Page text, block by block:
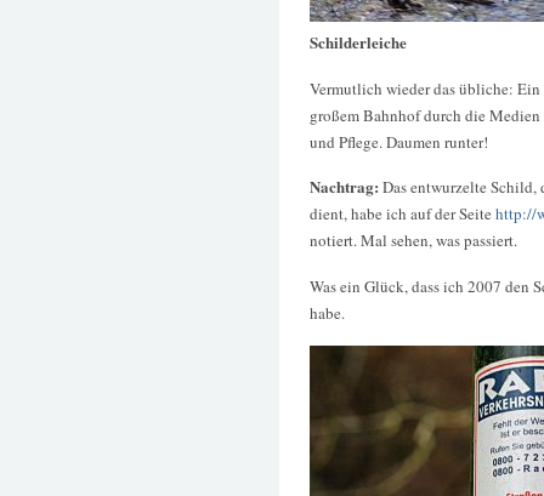
Schilderleiche
Vermutlich wieder das übliche:
großem Bahnhof durch die
und Pflege. Daumen runter!
Nachtrag: Das entwurzelte Schild,
dient, habe ich auf der Seite http://
notiert. Mal sehen, was passiert.
Was ein Glück, dass ich 2007 den
habe.